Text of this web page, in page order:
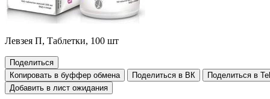
Левзея П, Таблетки, 100 шт
Поделиться
Копировать в буффер обмена
Поделиться в ВК
Поделиться в
Добавить в лист ожидания